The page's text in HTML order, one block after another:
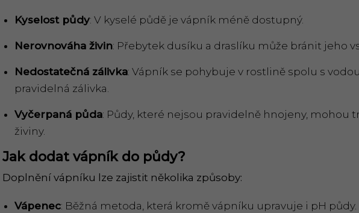
Kyselost půdy: V kyselé půdě je vápník méně dostupný.
Nerovnováha živin: Přebytek dusíku a draslíku může bránit jeho
Nedostatečná zálivka: Vápník se pohybuje v rostlině spolu s
pravidelná zálivka.
Vyčerpaná půda: Půdy, které nejsou pravidelně hnojeny, mohou
živiny.
Jak dodat vápník do půdy?
Doplnění vápníku lze zajistit několika způsoby:
Vápenec: Běžná metoda, která kromě vápníku upravuje i pH půdy.